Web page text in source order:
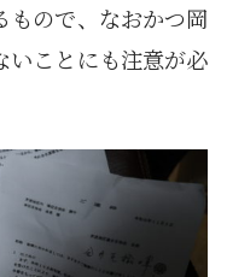
もので、なおかつ岡
いことにも注意が必